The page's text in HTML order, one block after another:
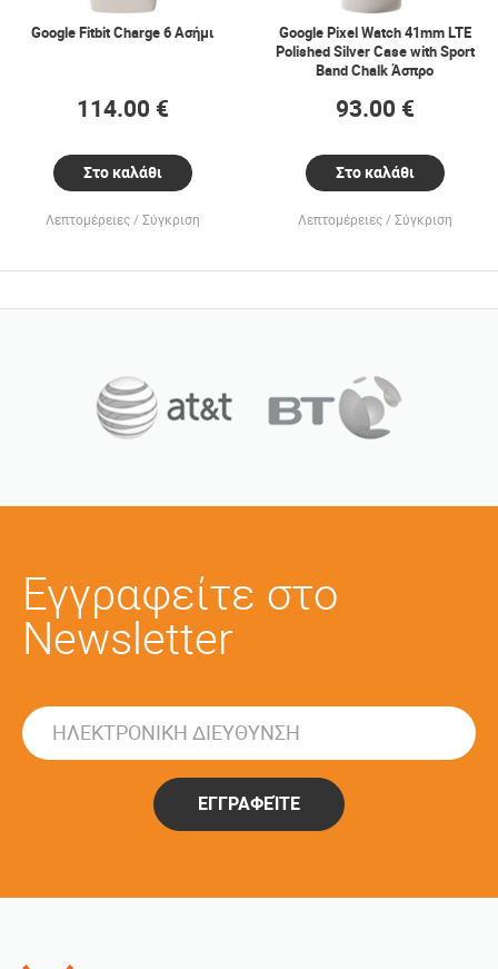
Google Fitbit Charge 6 Ασήμι
114.00 €
Στο καλάθι
Λεπτομέρειες Σύγκριση
Google Pixel Watch 41mm LTE
Polished Silver Case with Sport
Band Chalk Άσπρο
93.00 €
Στο καλάθι
Λεπτομέρειες Σύγκριση
Εγγραφείτε στο
Newsletter
ΕΓΓΡΑΦΕΊΤΕ